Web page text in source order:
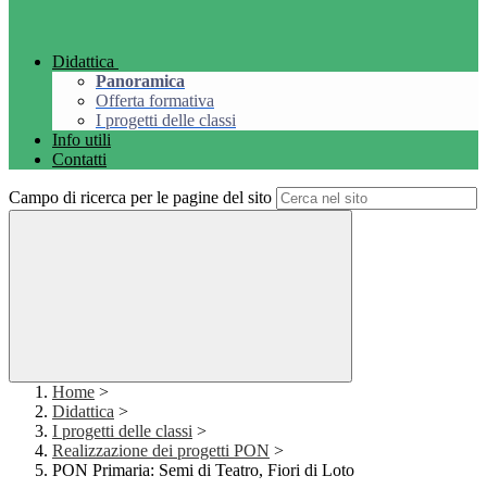
Didattica
Panoramica
Offerta formativa
I progetti delle classi
Info utili
Contatti
Campo di ricerca per le pagine del sito
Home >
Didattica >
I progetti delle classi >
Realizzazione dei progetti PON >
PON Primaria: Semi di Teatro, Fiori di Loto